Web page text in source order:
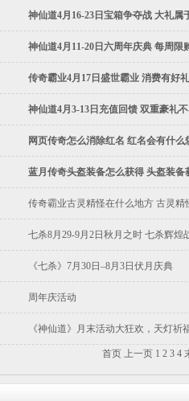
神仙道4月16-23日宝箱争夺战 大礼属
神仙道4月11-20日六周年庆典 每周限
传奇霸业4月17日盛世霸业 消费有好礼
神仙道4月3-13日充值回馈 双重豪礼
网页传奇怎么消除红名 红名会有什么
蓝月传奇头盔装备怎么获得 头盔装备
传奇霸业古灵精怪在什么地方 古灵精
七杀8月29-9月2日秋月之时 七杀辉煌
《七杀》7月30日–8月3日伏月庆典
周年庆活动
《神仙道》月末活动大狂欢，天灯祈
首页 上一页 1 2 3 4